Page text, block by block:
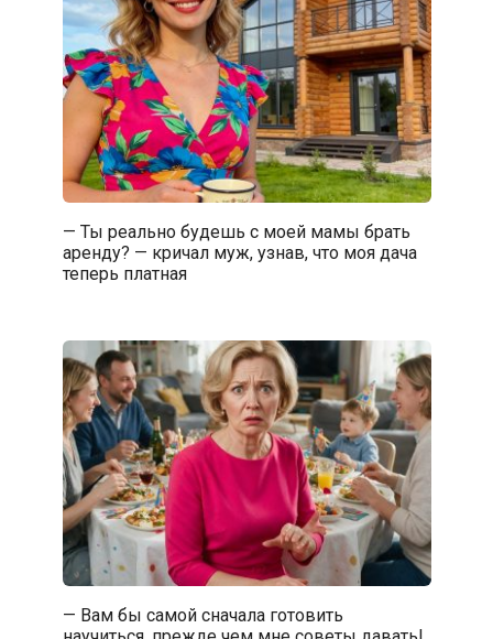
— Ты реально будешь с моей мамы брать
аренду? — кричал муж, узнав, что моя дача
теперь платная
— Вам бы самой сначала готовить